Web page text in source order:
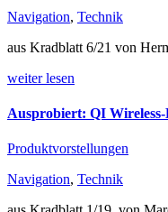
Navigation, Technik
aus Kradblatt 6/21 von
weiter lesen
Ausprobiert: QI
Produktvorstellungen
Navigation, Technik